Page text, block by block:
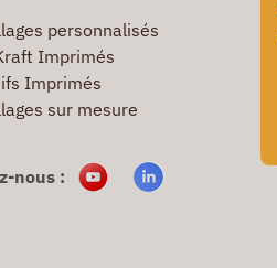
personnalisés
Imprimés
Imprimés
sur mesure
nous :